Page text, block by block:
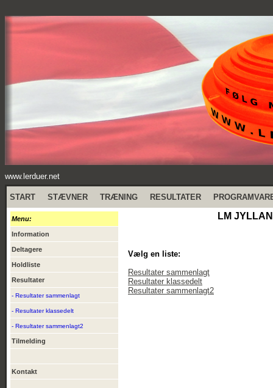
www.lerduer.net
START STÆVNER TRÆNING RESULTATER
Menu:
Information
Deltagere
Holdliste
Resultater
- Resultater sammenlagt
- Resultater klassedelt
- Resultater sammenlagt2
Tilmelding
Kontakt
LM
Vælg en liste:
Resultater sammenlagt
Resultater klassedelt
Resultater sammenlagt2